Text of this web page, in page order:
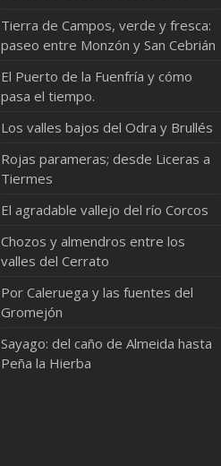
Tierra de Campos, verde y fresca:
paseo entre Monzón y San Cebrián
El Puerto de la Fuenfría y cómo
pasa el tiempo.
Los valles bajos del Odra y Brullés
Rojas parameras; desde Liceras a
Tiermes
El agradable vallejo del río Corcos
Chozos y almendros entre los
valles del Cerrato
Por Caleruega y las fuentes del
Gromejón
Sayago: del caño de Almeida hasta
Peña la Hierba